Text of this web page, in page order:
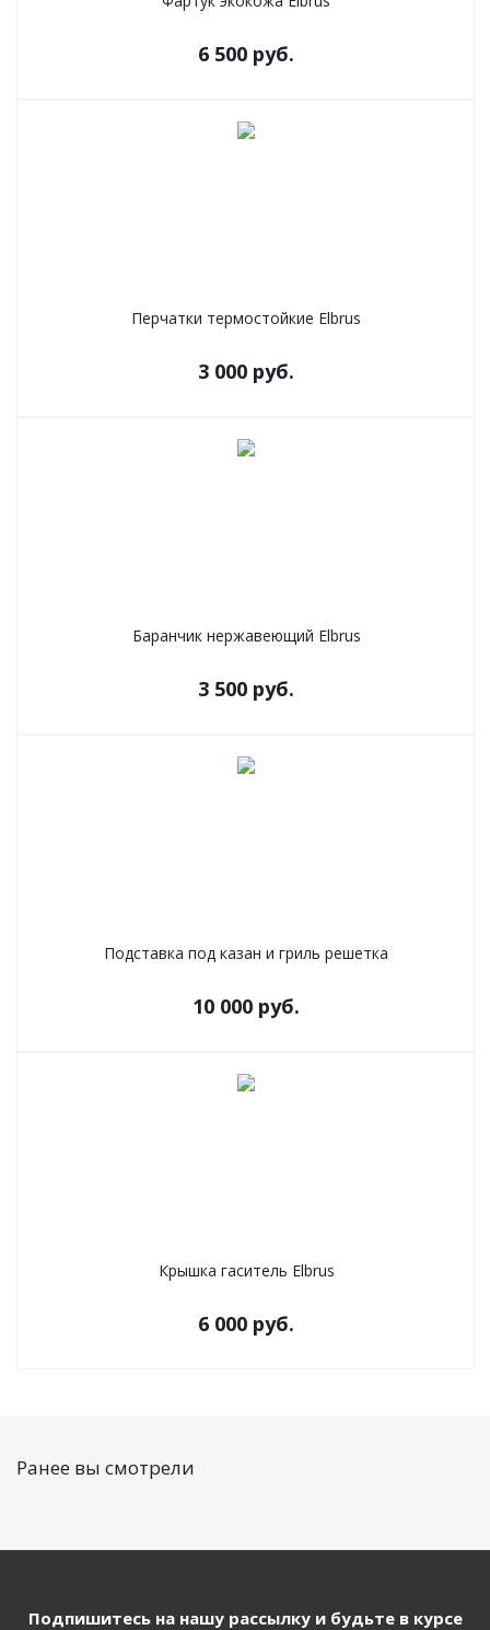
6 500 руб.
Перчатки термостойкие Elbrus
3 000 руб.
Баранчик нержавеющий Elbrus
3 500 руб.
Подставка под казан и гриль решетка
10 000 руб.
Крышка гаситель Elbrus
6 000 руб.
Ранее вы смотрели
Подпишитесь на нашу рассылку и будьте в курсе